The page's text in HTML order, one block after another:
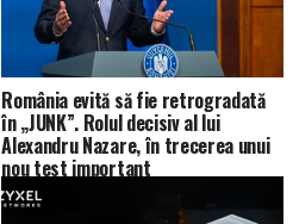
România evită să fie retrogradată
în „JUNK”. Rolul decisiv al lui
Alexandru Nazare, în trecerea unui
nou test important